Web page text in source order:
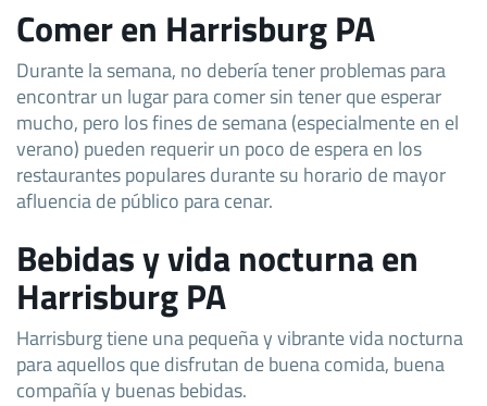
Comer en Harrisburg PA
Durante la semana, no debería tener problemas para
encontrar un lugar para comer sin tener que esperar
mucho, pero los fines de semana (especialmente en el
verano) pueden requerir un poco de espera en los
restaurantes populares durante su horario de mayor
afluencia de público para cenar.
Bebidas y vida nocturna en
Harrisburg PA
Harrisburg tiene una pequeña y vibrante vida nocturna
para aquellos que disfrutan de buena comida, buena
compañía y buenas bebidas.